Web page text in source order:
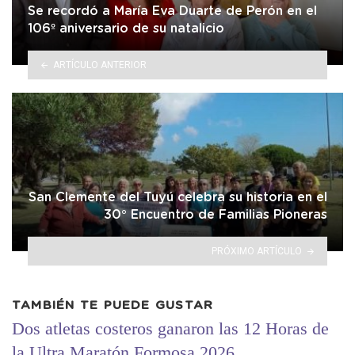
Se recordó a María Eva Duarte de Perón en el
106º aniversario de su natalicio
ARTÍCULO ANTERIOR
San Clemente del Tuyú celebra su historia en el
30° Encuentro de Familias Pioneras
PRÓXIMO ARTÍCULO
TAMBIÉN TE PUEDE GUSTAR
Dos atletas costeros ganaron las 12 Horas de